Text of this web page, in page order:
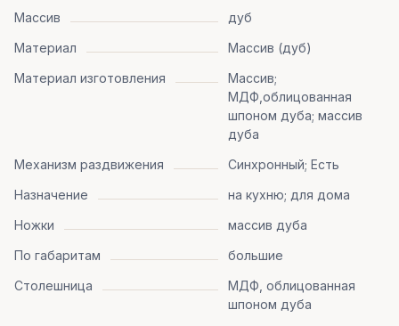
Массив
дуб
Материал
Массив (дуб)
Материал изготовления
Массив;
МДФ,облицованная
шпоном дуба; массив
дуба
Механизм раздвижения
Синхронный; Есть
Назначение
на кухню; для дома
Ножки
массив дуба
По габаритам
большие
Столешница
МДФ, облицованная
шпоном дуба